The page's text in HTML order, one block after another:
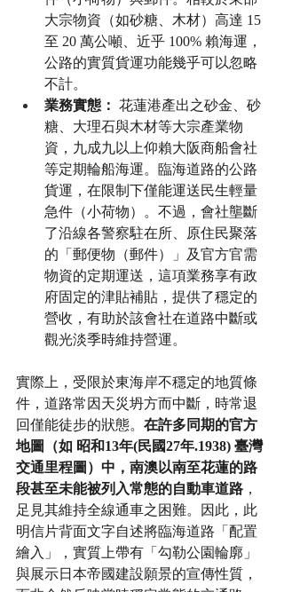
大宗物資（如砂糖、木材）高達 15
至 20 萬公噸、近乎 100% 賴海運，
公路的實質貨運功能幾乎可以忽略
不計。
業務實態： 花蓮港產出之砂金、砂
糖、大理石與木材等大宗產業物
資，九成九以上仰賴大阪商船會社
等定期輪船海運。臨海道路的公路
貨運，在限制下僅能運送民生輕量
急件（小荷物）。不過，會社壟斷
了沿線各警察駐在所、原住民聚落
的「郵便物（郵件）」及官方官需
物資的定期運送，這項業務享有政
府固定的津貼補貼，提供了穩定的
營收，有助於該會社在道路中斷或
觀光淡季時維持營運。
實際上，受限於東海岸不穩定的地質條
件，道路常因天災坍方而中斷，時常退
回僅能徒步的狀態。 在許多同期的官方
地圖（如 昭和13年(民國27年.1938) 臺灣
交通里程圖）中，南澳以南至花蓮的路
段甚至未能被列入常態的自動車道路 ，
足見其維持全線通車之困難。因此，此
明信片背面文字自述將臨海道路「配置
繪入」，實質上帶有「勾勒公園輪廓」
與展示日本帝國建設願景的宣傳性質，